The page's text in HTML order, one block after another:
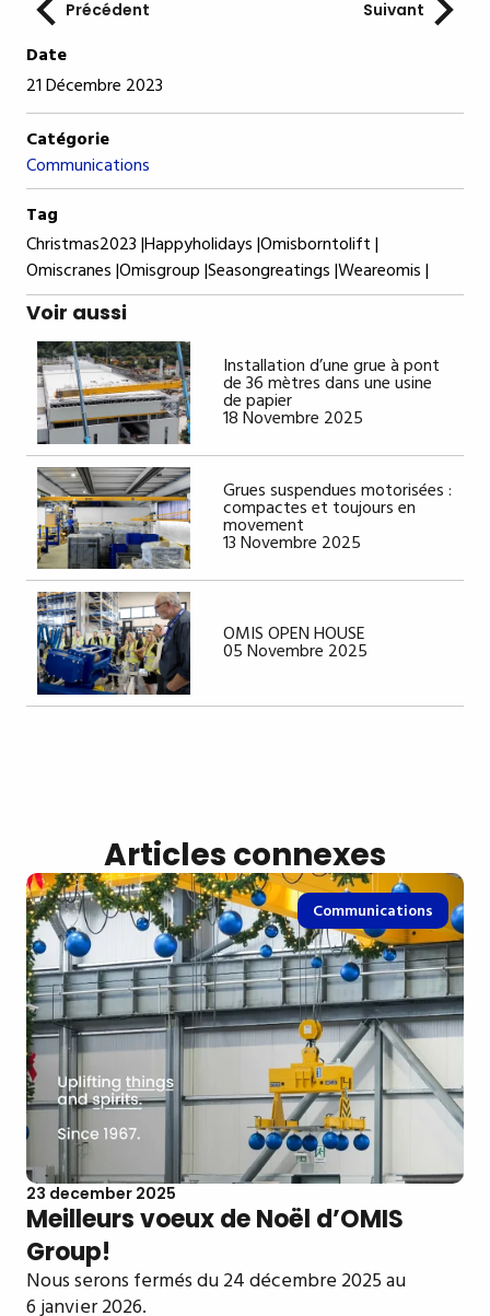
Date
21 Décembre 2023
Catégorie
Communications
Tag
Christmas2023 |Happyholidays |Omisborntolift |
Omiscranes |Omisgroup |Seasongreatings |Weareomis |
Voir aussi
Installation d’une grue à pont
de 36 mètres dans une usine
de papier
18 Novembre 2025
Grues suspendues motorisées :
compactes et toujours en
movement
13 Novembre 2025
OMIS OPEN HOUSE
05 Novembre 2025
Précédent Suivant
Articles connexes
Communications
23 december 2025
Meilleurs voeux de Noël d’OMIS
Group!
Nous serons fermés du 24 décembre 2025 au
6 janvier 2026.